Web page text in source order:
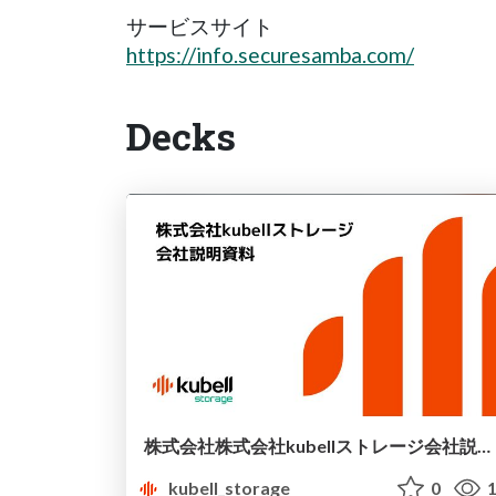
サービスサイト
https://info.securesamba.com/
Decks
kubell_storage
0